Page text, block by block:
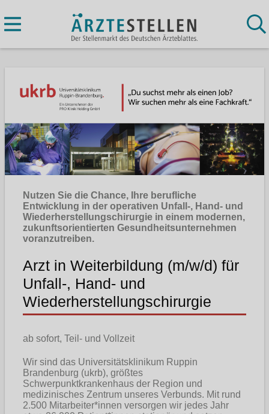
Nutzen Sie die Chance, Ihre berufliche
Entwicklung in der operativen Unfall-, Hand- und
Wiederherstellungschirurgie in einem modernen,
zukunftsorientierten Gesundheitsunternehmen
voranzutreiben.
Arzt in Weiterbildung (m/w/d) für
Unfall-, Hand- und
Wiederherstellungschirurgie
ab sofort, Teil- und Vollzeit
Wir sind das Universitätsklinikum Ruppin
Brandenburg (ukrb), größtes
Schwerpunktkrankenhaus der Region und
medizinisches Zentrum unseres Verbunds. Mit rund
2.500 Mitarbeiter*innen versorgen wir jedes Jahr